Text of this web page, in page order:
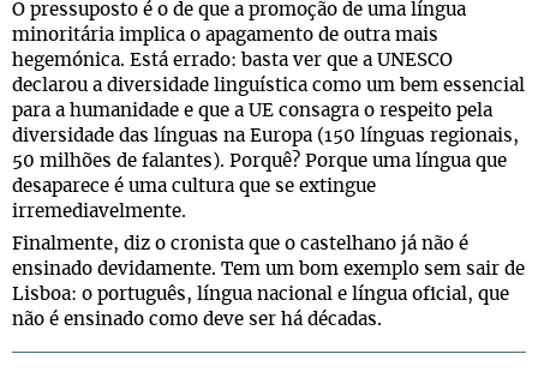
O pressuposto é o de que a promoção de uma língua
minoritária implica o apagamento de outra mais
hegemónica. Está errado: basta ver que a UNESCO
declarou a diversidade linguística como um bem essencial
para a humanidade e que a UE consagra o respeito pela
diversidade das línguas na Europa (150 línguas regionais,
50 milhões de falantes). Porquê? Porque uma língua que
desaparece é uma cultura que se extingue
irremediavelmente.
Finalmente, diz o cronista que o castelhano já não é
ensinado devidamente. Tem um bom exemplo sem sair de
Lisboa: o português, língua nacional e língua oficial, que
não é ensinado como deve ser há décadas.